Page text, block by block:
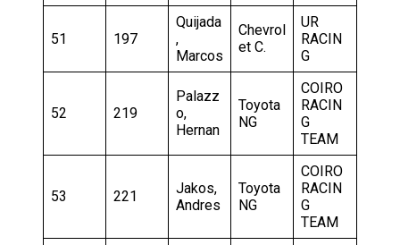
51 197
Quijada
,
Marcos
Chevrol
et C.
UR
RACIN
G
52 219
Palazz
o,
Hernan
Toyota
NG
COIRO
RACIN
G
TEAM
53 221
Jakos,
Andres
Toyota
NG
COIRO
RACIN
G
TEAM